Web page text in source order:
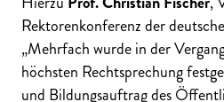
Rektorenkonferenz der
„Mehrfach wurde in der
höchsten Rechtsprechung
und Bildungsauftrag des